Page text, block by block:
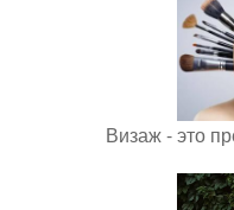
Визаж - это